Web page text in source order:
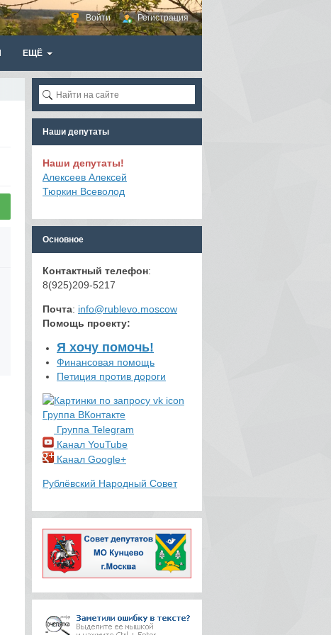
Войти Регистрация
ЕЩЁ
Наши депутаты
Наши депутаты!
Алексеев Алексей
Тюркин Всеволод
Основное
Контактный телефон:
8(925)209-5217
Почта: info@rublevo.moscow
Помощь проекту:
Я хочу помочь!
Финансовая помощь
Петиция против дороги
Группа ВКонтакте
Группа Telegram
Канал YouTube
Канал Google+
Рублёвский Народный Совет